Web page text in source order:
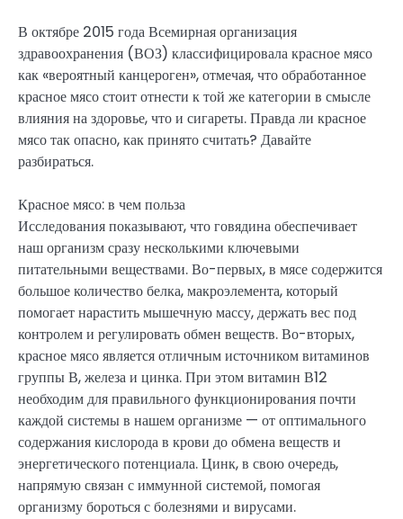
В октябре 2015 года Всемирная организация
здравоохранения (ВОЗ) классифицировала красное мясо
как «вероятный канцероген», отмечая, что обработанное
красное мясо стоит отнести к той же категории в смысле
влияния на здоровье, что и сигареты. Правда ли красное
мясо так опасно, как принято считать? Давайте
разбираться.
Красное мясо: в чем польза
Исследования показывают, что говядина обеспечивает
наш организм сразу несколькими ключевыми
питательными веществами. Во-первых, в мясе содержится
большое количество белка, макроэлемента, который
помогает нарастить мышечную массу, держать вес под
контролем и регулировать обмен веществ. Во-вторых,
красное мясо является отличным источником витаминов
группы В, железа и цинка. При этом витамин В12
необходим для правильного функционирования почти
каждой системы в нашем организме — от оптимального
содержания кислорода в крови до обмена веществ и
энергетического потенциала. Цинк, в свою очередь,
напрямую связан с иммунной системой, помогая
организму бороться с болезнями и вирусами.